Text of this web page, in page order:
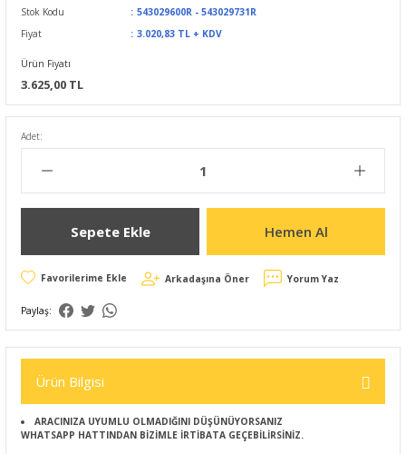
Stok Kodu
543029600R - 543029731R
Fiyat
3.020,83 TL + KDV
Ürün Fiyatı
3.625,00 TL
Adet:
Sepete Ekle Hemen Al
Arkadaşına Öner Yorum Yaz
Paylaş:
Ürün Bilgisi
ARACINIZA UYUMLU OLMADIĞINI DÜŞÜNÜYORSANIZ
WHATSAPP HATTINDAN BİZİMLE İRTİBATA GEÇEBİLİRSİNİZ.